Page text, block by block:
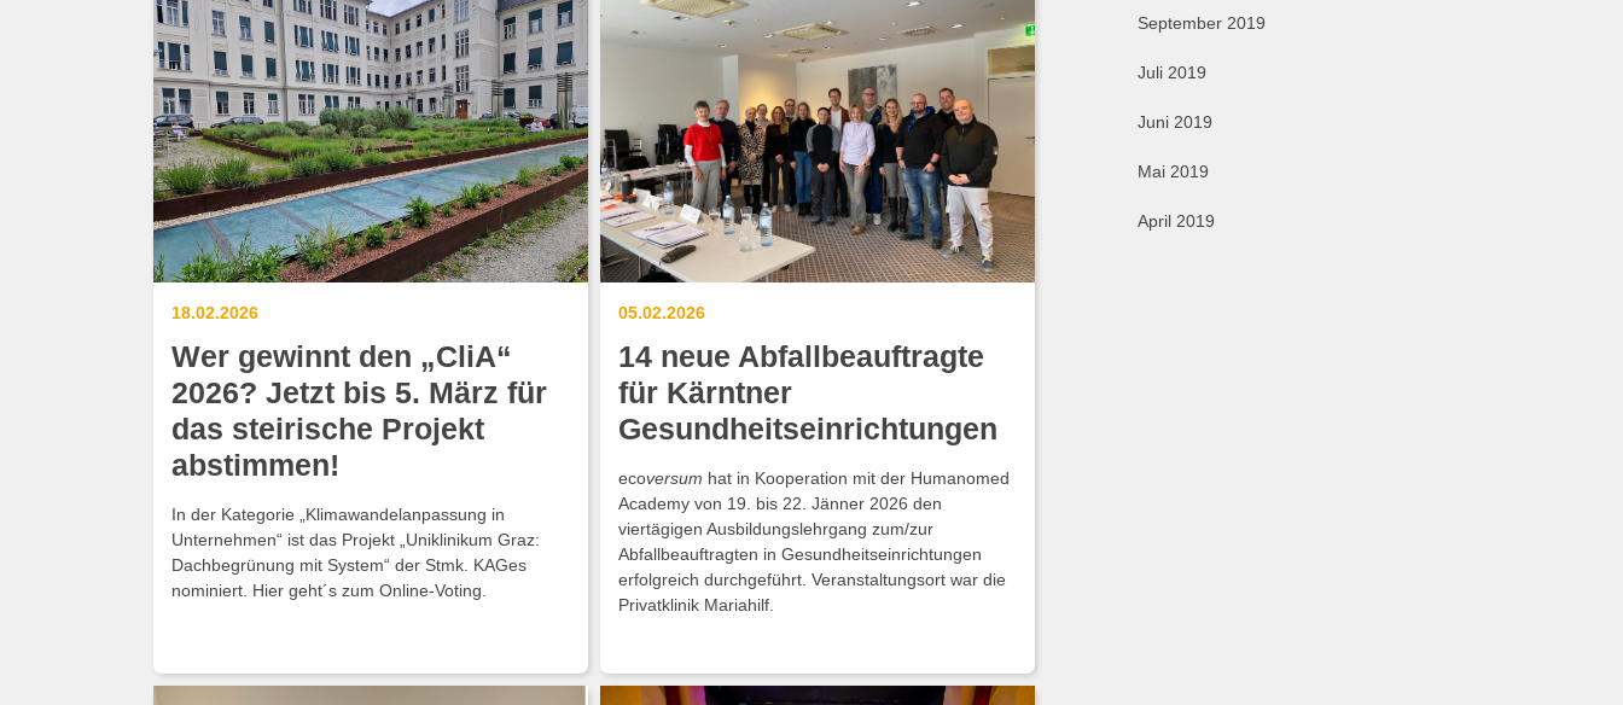
18.02.2026
Wer gewinnt den „CliA“
2026? Jetzt bis 5. März für
das steirische Projekt
abstimmen!
In der Kategorie „Klimawandelanpassung in
Unternehmen“ ist das Projekt „Uniklinikum Graz:
Dachbegrünung mit System“ der Stmk. KAGes
nominiert. Hier geht´s zum Online-Voting.
05.02.2026
14 neue Abfallbeauftragte
für Kärntner
Gesundheitseinrichtungen
ecoversum hat in Kooperation mit der Humanomed
Academy von 19. bis 22. Jänner 2026 den
viertägigen Ausbildungslehrgang zum/zur
Abfallbeauftragten in Gesundheitseinrichtungen
erfolgreich durchgeführt. Veranstaltungsort war die
Privatklinik Mariahilf.
September 2019
Juli 2019
Juni 2019
Mai 2019
April 2019